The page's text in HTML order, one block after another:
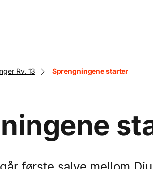
Rv. 13 Sprengningene starter